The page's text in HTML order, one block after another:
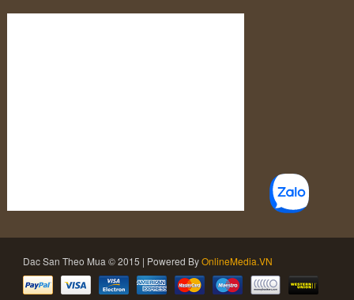
Dac San Theo Mua © 2015 | Powered ByOnlineMedia.VN